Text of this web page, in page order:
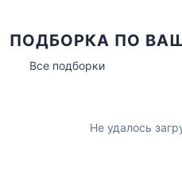
ПОДБОРКА ПО
Все подборки
Не удалось